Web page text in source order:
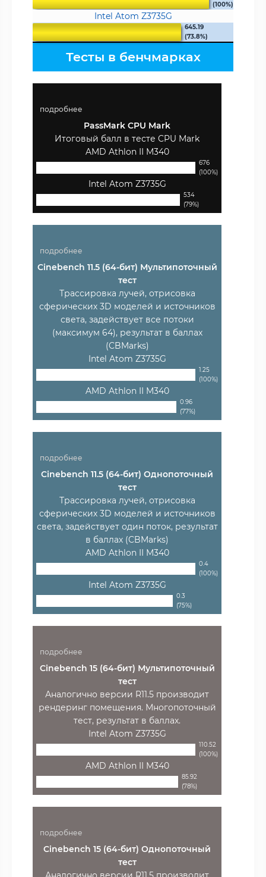
(100%)
Intel Atom Z3735G
645.19
(73.8%)
Тесты в бенчмарках
подробнее
PassMark CPU Mark
Итоговый балл в тесте CPU Mark
AMD Athlon II M340
676
(100%)
Intel Atom Z3735G
534
(79%)
подробнее
Cinebench 11.5 (64-бит) Мультипоточный
тест
Трассировка лучей, отрисовка
сферических 3D моделей и источников
света, задействует все потоки
(максимум 64), результат в баллах
(CBMarks)
Intel Atom Z3735G
1.25
(100%)
AMD Athlon II M340
0.96
(77%)
подробнее
Cinebench 11.5 (64-бит) Однопоточный
тест
Трассировка лучей, отрисовка
сферических 3D моделей и источников
света, задействует один поток, результат
в баллах (CBMarks)
AMD Athlon II M340
0.4
(100%)
Intel Atom Z3735G
0.3
(75%)
подробнее
Cinebench 15 (64-бит) Мультипоточный
тест
Аналогично версии R11.5 производит
рендеринг помещения. Многопоточный
тест, результат в баллах.
Intel Atom Z3735G
110.52
(100%)
AMD Athlon II M340
85.92
(78%)
подробнее
Cinebench 15 (64-бит) Однопоточный
тест